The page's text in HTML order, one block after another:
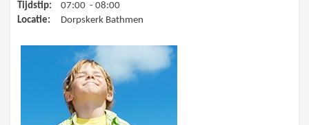
Tijdstip:
07:00 - 08:00
Locatie:
Dorpskerk Bathmen